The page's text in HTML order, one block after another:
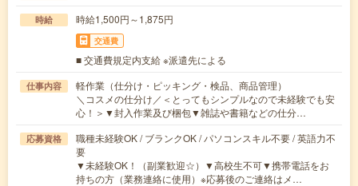
時給 時給1,500円～1,875円
交通費
■ 交通費規定内支給 ※派遣先による
仕事内容
軽作業（仕分け・ピッキング・検品、商品管理）
＼コスメの仕分け／＜とってもシンプルなので未経験でも安
心！＞▼封入作業及び梱包▼雑誌や書籍などの仕分…
応募資格
職種未経験OK / ブランクOK / パソコンスキル不要 / 英語力不
要
▼未経験OK！（副業歓迎☆）▼高校生不可▼携帯電話をお
持ちの方（業務連絡に使用）※応募後のご連絡はメ…